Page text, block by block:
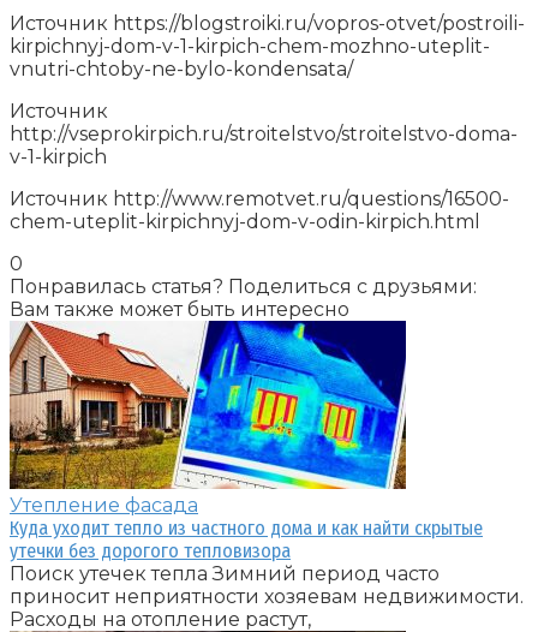
Источник https://blogstroiki.ru/vopros-otvet/postroili-
kirpichnyj-dom-v-1-kirpich-chem-mozhno-uteplit-
vnutri-chtoby-ne-bylo-kondensata/
Источник
http://vseprokirpich.ru/stroitelstvo/stroitelstvo-doma-
v-1-kirpich
Источник http://www.remotvet.ru/questions/16500-
chem-uteplit-kirpichnyj-dom-v-odin-kirpich.html
0
Понравилась статья? Поделиться с друзьями:
Вам также может быть интересно
Утепление фасада
Куда уходит тепло из частного дома и как найти скрытые
утечки без дорогого тепловизора
Поиск утечек тепла Зимний период часто
приносит неприятности хозяевам недвижимости.
Расходы на отопление растут,